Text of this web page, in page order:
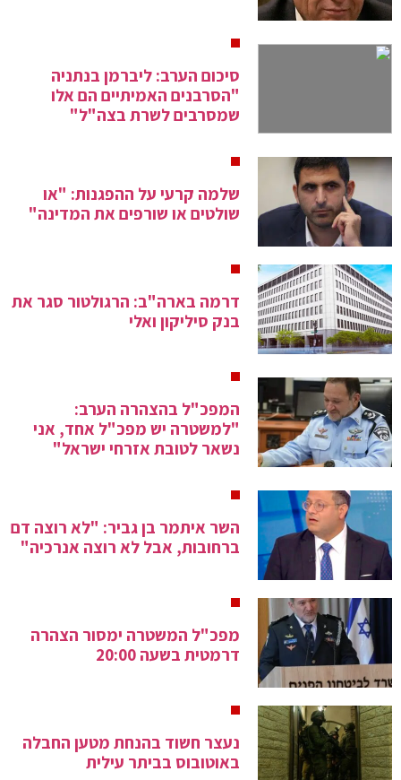
סיכום הערב: ליברמן בנתניה
"הסרבנים האמיתיים הם אלו
שמסרבים לשרת בצה"ל"
שלמה קרעי על ההפגנות: "או
שולטים או שורפים את המדינה"
דרמה בארה"ב: הרגולטור סגר את
בנק סיליקון ואלי
המפכ"ל בהצהרה הערב:
"למשטרה יש מפכ"ל אחד, אני
נשאר לטובת אזרחי ישראל"
השר איתמר בן גביר: "לא רוצה דם
ברחובות, אבל לא רוצה אנרכיה"
מפכ"ל המשטרה ימסור הצהרה
דרמטית בשעה 20:00
נעצר חשוד בהנחת מטען החבלה
באוטובוס בביתר עילית